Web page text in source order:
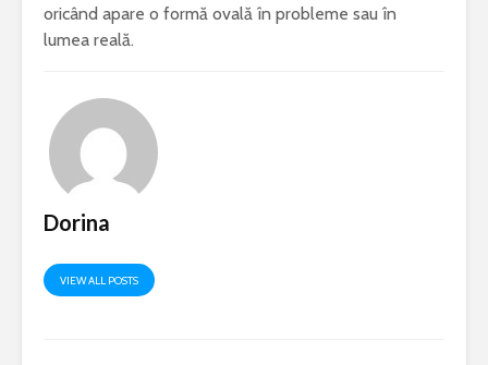
oricând apare o formă ovală în probleme sau în
lumea reală.
Dorina
VIEW ALL POSTS